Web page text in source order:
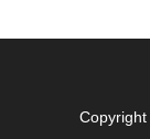
Copyright